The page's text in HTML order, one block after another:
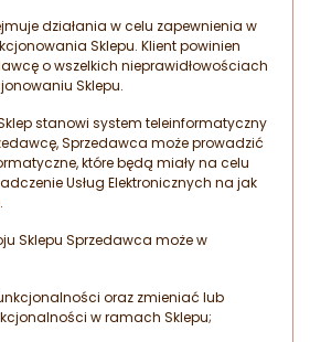
działania w celu zapewnienia w
Sklepu. Klient powinien
o wszelkich nieprawidłowościach
Sklepu.
stanowi system teleinformatyczny
Sprzedawca może prowadzić
które będą miały na celu
Usług Elektronicznych na jak
Sklepu Sprzedawca może w
oraz zmieniać lub
w ramach Sklepu;